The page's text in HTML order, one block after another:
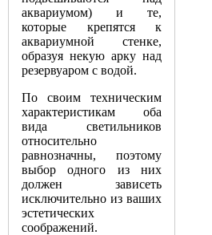
аквариумом) и те,
которые крепятся к
аквариумной стенке,
образуя некую арку над
резервуаром с водой.
По своим техническим
характеристикам оба
вида светильников
относительно
равнозначны, поэтому
выбор одного из них
должен зависеть
исключительно из ваших
эстетических
соображений.